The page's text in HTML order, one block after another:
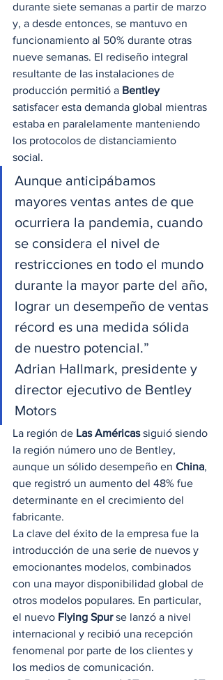
durante siete semanas a partir de marzo
y, a desde entonces, se mantuvo en
funcionamiento al 50% durante otras
nueve semanas. El rediseño integral
resultante de las instalaciones de
producción permitió a Bentley
satisfacer esta demanda global mientras
estaba en paralelamente manteniendo
los protocolos de distanciamiento
social.
Aunque anticipábamos
mayores ventas antes de que
ocurriera la pandemia, cuando
se considera el nivel de
restricciones en todo el mundo
durante la mayor parte del año,
lograr un desempeño de ventas
récord es una medida sólida
de nuestro potencial.”
Adrian Hallmark, presidente y
director ejecutivo de Bentley
Motors
La región de Las Américas siguió siendo
la región número uno de Bentley,
aunque un sólido desempeño en China,
que registró un aumento del 48% fue
determinante en el crecimiento del
fabricante.
La clave del éxito de la empresa fue la
introducción de una serie de nuevos y
emocionantes modelos, combinados
con una mayor disponibilidad global de
otros modelos populares. En particular,
el nuevo Flying Spur se lanzó a nivel
internacional y recibió una recepción
fenomenal por parte de los clientes y
los medios de comunicación.